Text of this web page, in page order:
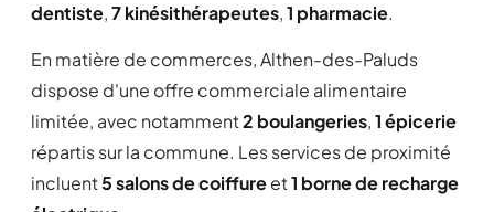
dentiste,7 kinésithérapeutes,1 pharmacie.
En matière de commerces, Althen-des-Paluds
dispose d'une offre commerciale alimentaire
limitée, avec notamment2 boulangeries,1 épicerie
répartis sur la commune. Les services de proximité
incluent5 salons de coiffureet1 borne de recharge